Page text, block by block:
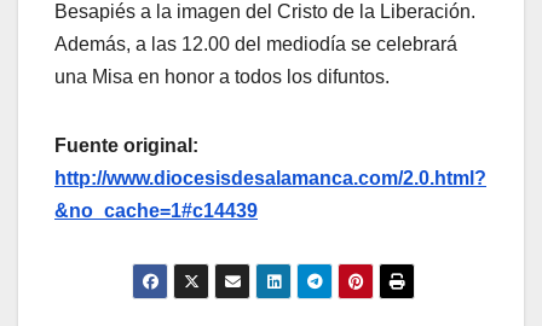
Besapiés a la imagen del Cristo de la Liberación.
Además, a las 12.00 del mediodía se celebrará
una Misa en honor a todos los difuntos.
Fuente original:
http://www.diocesisdesalamanca.com/2.0.html?
&no_cache=1#c14439